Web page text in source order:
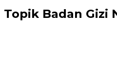
Topik Badan Gizi